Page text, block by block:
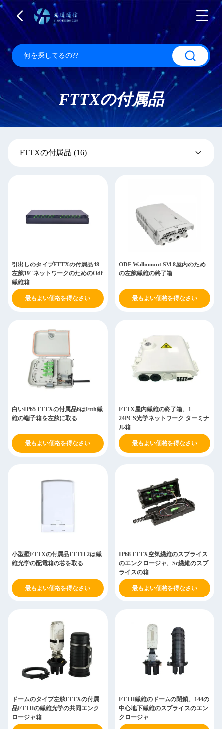
FTTXの付属品
FTTXの付属品 (16)
引出しのタイプFTTXの付属品48
左舷19"ネットワークのためのOdf
繊維箱
最もよい価格を得なさい
ODF Wallmount SM 8屋内のため
の左舷繊維の終了箱
最もよい価格を得なさい
白いIP65 FTTXの付属品6はFtth繊
維の端子箱を左舷に取る
最もよい価格を得なさい
FTTX屋内繊維の終了箱、1-
24PCS光学ネットワーク ターミナ
ル箱
最もよい価格を得なさい
小型壁FTTXの付属品FTTH 2は繊
維光学の配電箱の芯を取る
最もよい価格を得なさい
IP68 FTTX空気繊維のスプライス
のエンクロージャ、Sc繊維のスプ
ライスの箱
最もよい価格を得なさい
ドームのタイプ左舷FTTXの付属
品FTTHの繊維光学の共同エンク
ロージャ箱
FTTH繊維のドームの閉鎖、144の
中心地下繊維のスプライスのエン
クロージャ